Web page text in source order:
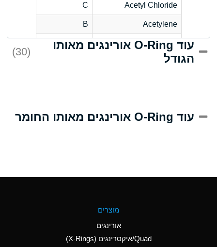
Acetyl Chloride
C
Acetylene
B
Acrlylonitrile
D
Adipic Acid
(Aqueous)
Aluminum Nitrate
(Aqueous)
עוד O-Ring אורינגים מאותו
הגודל
(30)
עוד O-Ring אורינגים מאותו החומר
מוצרים
אורינגים
Quad/איקסרינגים (X-Rings)